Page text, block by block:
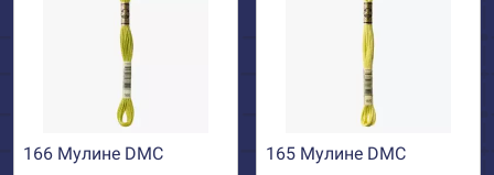
166 Мулине DMC 165 Мулине DMC